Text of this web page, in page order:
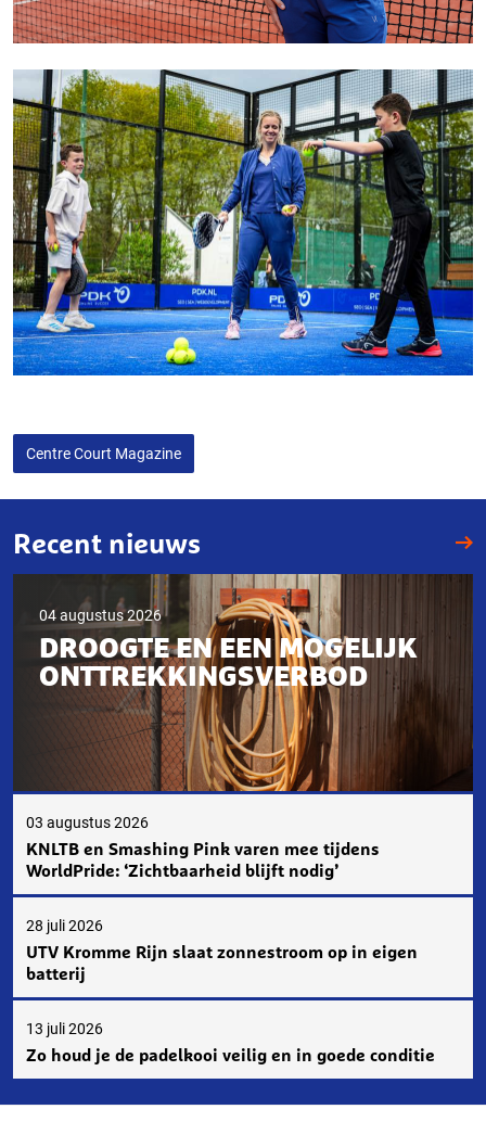
Centre Court Magazine
Recent nieuws
04 augustus 2026
DROOGTE EN EEN MOGELIJK
ONTTREKKINGSVERBOD
03 augustus 2026
KNLTB en Smashing Pink varen mee tijdens
WorldPride: ‘Zichtbaarheid blijft nodig’
28 juli 2026
UTV Kromme Rijn slaat zonnestroom op in eigen
batterij
13 juli 2026
Zo houd je de padelkooi veilig en in goede conditie